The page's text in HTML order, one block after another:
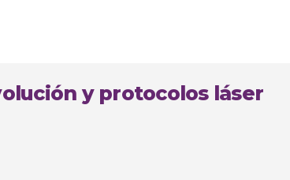
y protocolos láser